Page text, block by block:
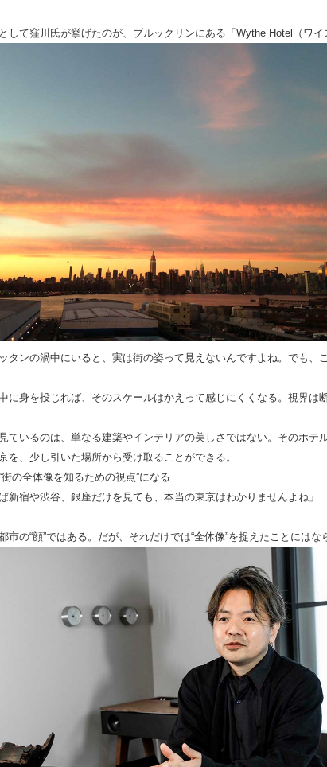
して窪川氏が挙げたのが、ブルックリンにある「Wythe Hotel（ワ
ッタンの渦中にいると、実は街の姿って見えないんですよね。でも、
に身を投じれば、そのスケールはかえって感じにくくなる。視界
ているのは、単なる建築やインテリアの美しさではない。そのホ
を、少し引いた場所から受け取ることができる。
街の全体像を知るための視点”になる
ば新宿や渋谷、銀座だけを見ても、本当の東京はわかりませんよね」
市の“顔”ではある。だが、それだけでは“全体像”を捉えたことには